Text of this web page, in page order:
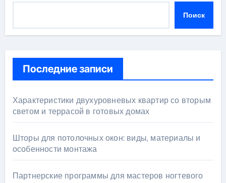
Поиск
Последние записи
Характеристики двухуровневых квартир со вторым
светом и террасой в готовых домах
Шторы для потолочных окон: виды, материалы и
особенности монтажа
Партнерские программы для мастеров ногтевого